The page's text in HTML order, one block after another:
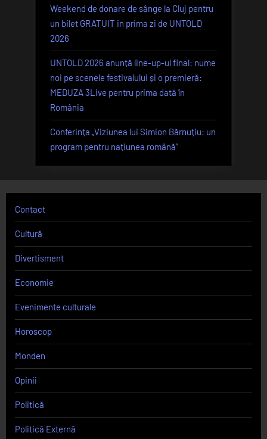
Weekend de donare de sânge la Cluj pentru
un bilet GRATUIT in prima zi de UNTOLD
2026
UNTOLD 2026 anunță line-up-ul final: nume
noi pe scenele festivalului și o premieră:
MEDUZA 3Live pentru prima dată în
România
Conferința „Viziunea lui Simion Bărnuțiu: un
program pentru națiunea română”
Contact
Cultură
Divertisment
Economie
Evenimente culturale
Horoscop
Monden
Opinii
Politică
Politică Externă